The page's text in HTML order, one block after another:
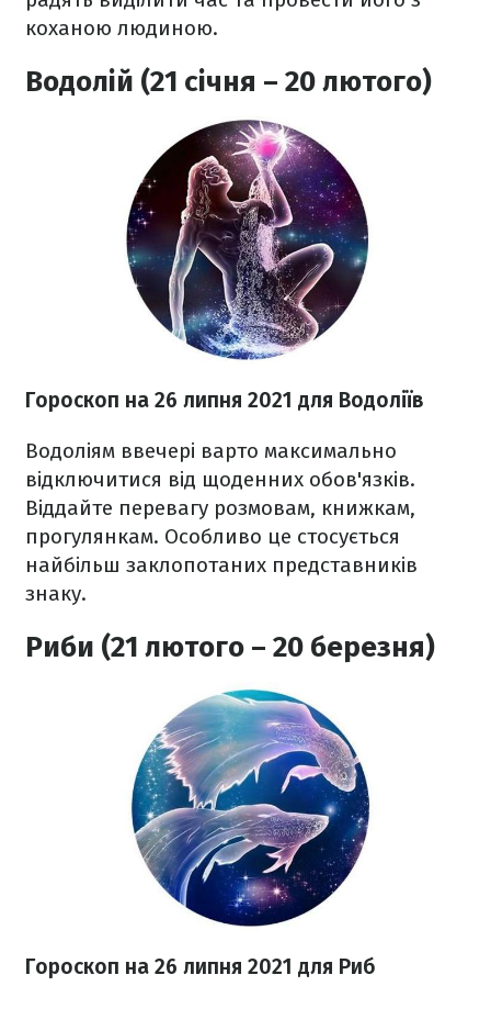
коханою людиною.
Водолій (21 січня – 20 лютого)
Гороскоп на 26 липня 2021 для Водоліїв
Водоліям ввечері варто максимально
відключитися від щоденних обов'язків.
Віддайте перевагу розмовам, книжкам,
прогулянкам. Особливо це стосується
найбільш заклопотаних представників
знаку.
Риби (21 лютого – 20 березня)
Гороскоп на 26 липня 2021 для Риб